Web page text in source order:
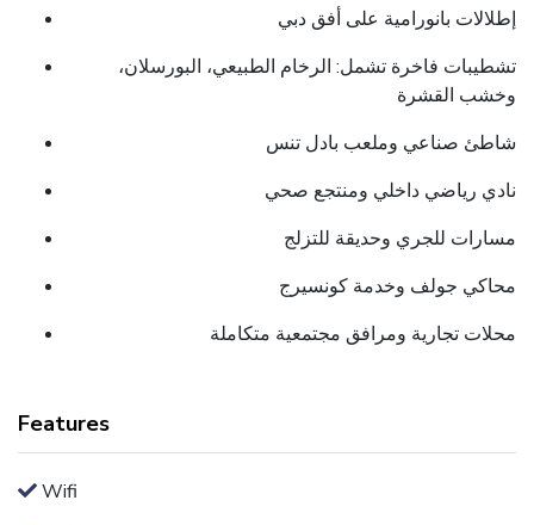
إطلالات بانورامية على أفق دبي
تشطيبات فاخرة تشمل: الرخام الطبيعي، البورسلان،
وخشب القشرة
شاطئ صناعي وملعب بادل تنس
نادي رياضي داخلي ومنتجع صحي
مسارات للجري وحديقة للتزلج
محاكي جولف وخدمة كونسيرج
محلات تجارية ومرافق مجتمعية متكاملة
Features
Wifi